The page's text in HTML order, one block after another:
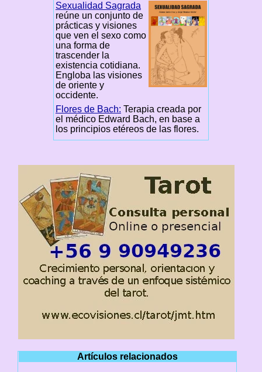
Sexualidad Sagrada
reúne un conjunto de
prácticas y visiones
que ven el sexo como
una forma de
trascender la
existencia cotidiana.
Engloba las visiones
de oriente y
occidente.
Flores de Bach: Terapia creada por
el médico Edward Bach, en base a
los principios etéreos de las flores.
Artículos relacionados